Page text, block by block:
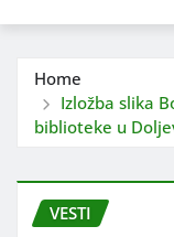
Home
Izložba slika
biblioteke u
VESTI